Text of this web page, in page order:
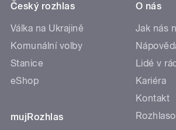
Český rozhlas
Válka na Ukrajině
Komunální volby
Stanice
eShop
mujRozhlas
O nás
Jak nás
Lidé v
Kariéra
Kontakt